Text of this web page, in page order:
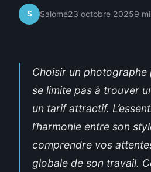
S Salomé23 octobre 20259
Choisir un
se limite pas à trouver
un tarif attractif.
l’harmonie entre son
comprendre vos
globale de son travail.